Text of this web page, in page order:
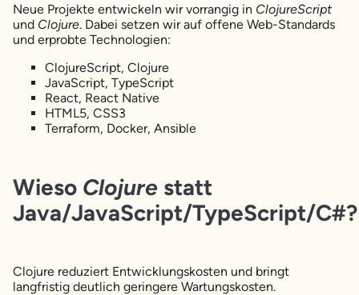
Neue Projekte entwickeln wir vorrangig in ClojureScript
und Clojure. Dabei setzen wir auf offene Web-Standards
und erprobte Technologien:
ClojureScript, Clojure
JavaScript, TypeScript
React, React Native
HTML5, CSS3
Terraform, Docker, Ansible
Wieso Clojure statt
Java/JavaScript/TypeScript/C#?
Clojure reduziert Entwicklungskosten und bringt
langfristig deutlich geringere Wartungskosten.